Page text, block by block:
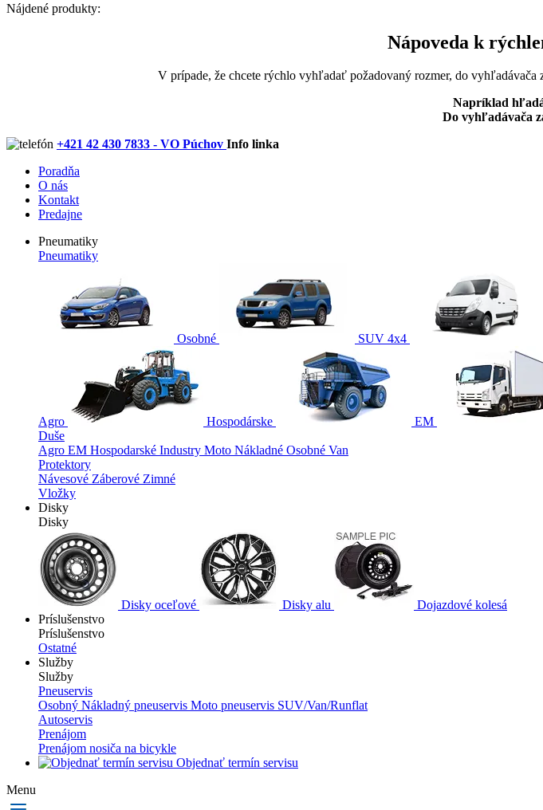
Nájdené produkty:
Nápoveda k
V prípade, že chcete rýchlo vyhľadať požadovaný rozmer, do
Napríklad
Do vyhľadávača
+421 42 430 7833 - VO Púchov Info linka
Poradňa
O nás
Kontakt
Predajne
Pneumatiky
Pneumatiky
Osobné SUV 4x4
Agro Hospodárske EM
Duše
Agro EM Hospodarské Industry Moto Nákladné Osobné Van
Protektory
Návesové Záberové Zimné
Vložky
Disky
Disky
Disky oceľové Disky alu
Dojazdové kolesá
Príslušenstvo
Príslušenstvo
Ostatné
Služby
Služby
Pneuservis
Osobný Nákladný pneuservis Moto pneuservis SUV/Van/Runflat
Autoservis
Prenájom
Prenájom nosiča na bicykle
Objednať termín servisu
Menu